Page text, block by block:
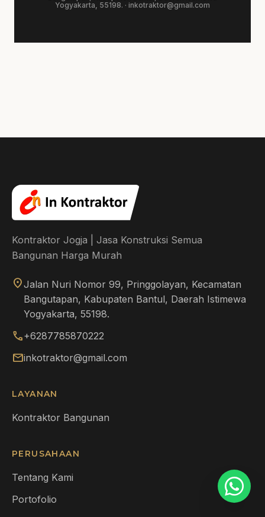
Yogyakarta, 55198. · inkotraktor@gmail.com
Kontraktor Jogja | Jasa Konstruksi Semua
Bangunan Harga Murah
location_onJalan Nuri Nomor 99, Pringgolayan, Kecamatan
Bangutapan, Kabupaten Bantul, Daerah Istimewa
Yogyakarta, 55198.
call+6287785870222
mailinkotraktor@gmail.com
LAYANAN
Kontraktor Bangunan
PERUSAHAAN
Tentang Kami
Portofolio